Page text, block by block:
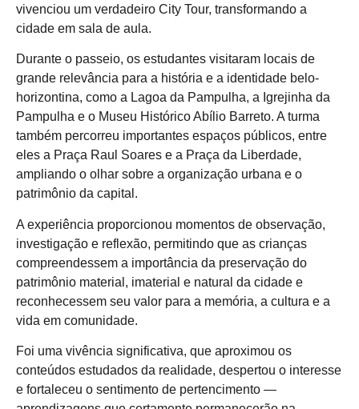
vivenciou um verdadeiro City Tour, transformando a
cidade em sala de aula.
Durante o passeio, os estudantes visitaram locais de
grande relevância para a história e a identidade belo-
horizontina, como a Lagoa da Pampulha, a Igrejinha da
Pampulha e o Museu Histórico Abílio Barreto. A turma
também percorreu importantes espaços públicos, entre
eles a Praça Raul Soares e a Praça da Liberdade,
ampliando o olhar sobre a organização urbana e o
patrimônio da capital.
A experiência proporcionou momentos de observação,
investigação e reflexão, permitindo que as crianças
compreendessem a importância da preservação do
patrimônio material, imaterial e natural da cidade e
reconhecessem seu valor para a memória, a cultura e a
vida em comunidade.
Foi uma vivência significativa, que aproximou os
conteúdos estudados da realidade, despertou o interesse
e fortaleceu o sentimento de pertencimento —